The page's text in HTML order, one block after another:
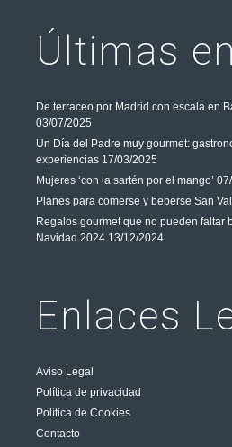
Últimas
De terraceo por Madrid con escala en
03/07/2025
Un Día del Padre muy gourmet:
experiencias 17/03/2025
Mujeres ‘con la sartén por el mango’
Planes para comerse y beberse San
Regalos gourmet que no pueden faltar
Navidad 2024 13/12/2024
Enlaces
Aviso Legal
Política de privacidad
Política de Cookies
Contacto